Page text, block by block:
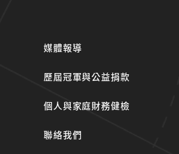
媒體報導
歷屆冠軍與公益捐款
個人與家庭財務健檢
聯絡我們